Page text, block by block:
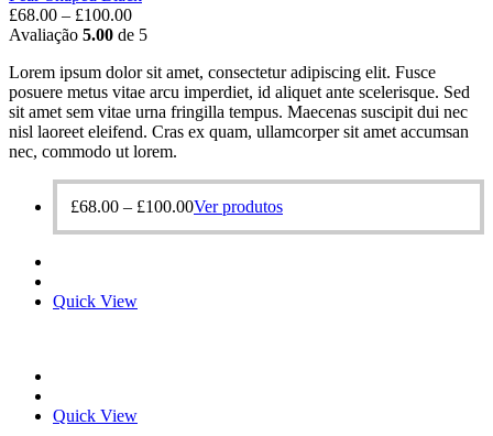
£68.00 – £100.00
Avaliação 5.00 de 5
Lorem ipsum dolor sit amet, consectetur adipiscing elit. Fusce
posuere metus vitae arcu imperdiet, id aliquet ante scelerisque. Sed
sit amet sem vitae urna fringilla tempus. Maecenas suscipit dui nec
nisl laoreet eleifend. Cras ex quam, ullamcorper sit amet accumsan
nec, commodo ut lorem.
£68.00 – £100.00Ver produtos
Quick View
Quick View